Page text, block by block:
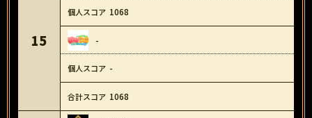
15
1068
-
-
1068